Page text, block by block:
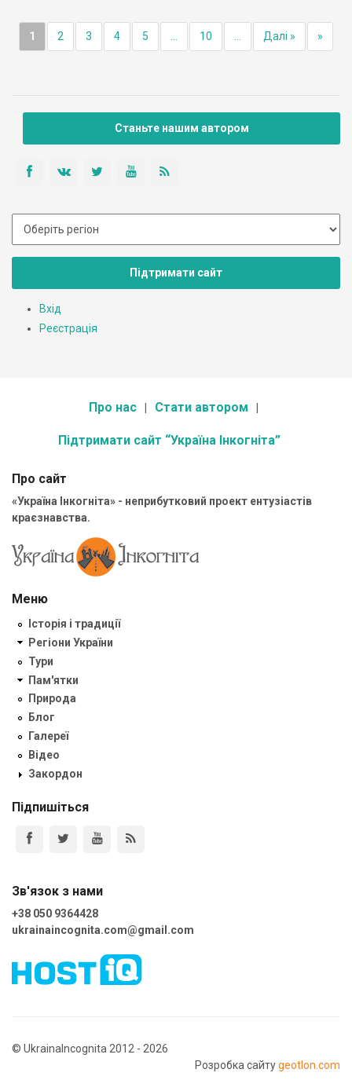
1 2 3 4 5 10 Далі » »
Станьте нашим автором
Підтримати сайт
Вхід
Реєстрація
Про нас Стати автором
Підтримати сайт “Україна Інкогніта”
Про сайт
«Україна Інкогніта» - неприбутковий проект ентузіастів
краєзнавства.
Меню
Історія і традиції
Регіони України
Тури
Пам'ятки
Природа
Блог
Галереї
Відео
Закордон
Підпишіться
Зв'язок з нами
+38 050 9364428
ukrainaincognita.com@gmail.com
© UkrainaIncognita 2012 - 2026
Розробка сайтуgeotlon.com